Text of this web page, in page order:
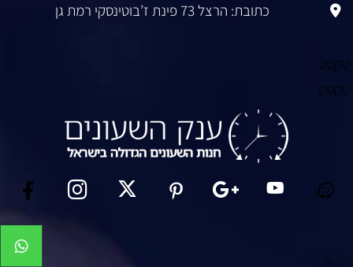
כתובת: הרצל 73 פינת ז’בוטינסקי רמת גן
טקסט
טקסט